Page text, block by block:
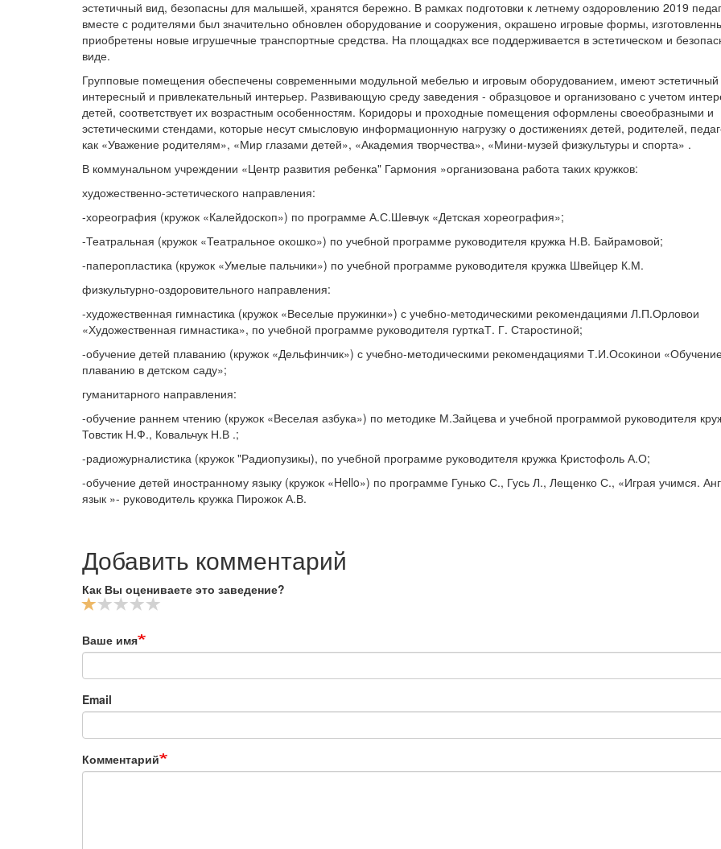
эстетичный вид, безопасны для малышей, хранятся бережно. В рамках подготовки к летнему оздоровлению 2019
вместе с родителями был значительно обновлен оборудование и сооружения, окрашено игровые формы,
приобретены новые игрушечные транспортные средства. На площадках все поддерживается в эстетическом и
виде.
Групповые помещения обеспечены современными модульной мебелью и игровым оборудованием, имеют эстетичный
интересный и привлекательный интерьер. Развивающую среду заведения - образцовое и организовано с учетом
детей, соответствует их возрастным особенностям. Коридоры и проходные помещения оформлены своеобразными и
эстетическими стендами, которые несут смысловую информационную нагрузку о достижениях детей, родителей,
как «Уважение родителям», «Мир глазами детей», «Академия творчества», «Мини-музей физкультуры и спорта» .
В коммунальном учреждении «Центр развития ребенка" Гармония »организована работа таких кружков:
художественно-эстетического направления:
-хореография (кружок «Калейдоскоп») по программе А.С.Шевчук «Детская хореография»;
-Театральная (кружок «Театральное окошко») по учебной программе руководителя кружка Н.В. Байрамовой;
-паперопластика (кружок «Умелые пальчики») по учебной программе руководителя кружка Швейцер К.М.
физкультурно-оздоровительного направления:
-художественная гимнастика (кружок «Веселые пружинки») с учебно-методическими рекомендациями Л.П.Орловои
«Художественная гимнастика», по учебной программе руководителя гурткаТ. Г. Старостиной;
-обучение детей плаванию (кружок «Дельфинчик») с учебно-методическими рекомендациями Т.И.Осокинои
плаванию в детском саду»;
гуманитарного направления:
-обучение раннем чтению (кружок «Веселая азбука») по методике М.Зайцева и учебной программой руководителя
Товстик Н.Ф., Ковальчук Н.В .;
-радиожурналистика (кружок "Радиопузикы), по учебной программе руководителя кружка Кристофоль А.О;
-обучение детей иностранному языку (кружок «Hello») по программе Гунько С., Гусь Л., Лещенко С., «Играя учимся.
язык »- руководитель кружка Пирожок А.В.
Добавить комментарий
Как Вы оцениваете это заведение?
Ваше имя
Email
Комментарий